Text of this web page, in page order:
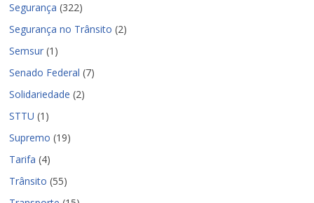
Segurança (322)
Segurança no Trânsito (2)
Semsur (1)
Senado Federal (7)
Solidariedade (2)
STTU (1)
Supremo (19)
Tarifa (4)
Trânsito (55)